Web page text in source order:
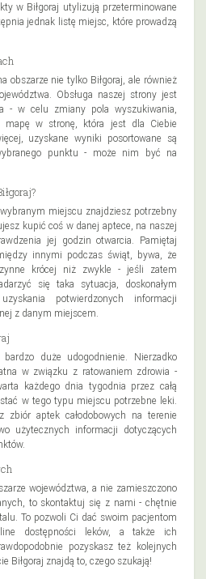
w Biłgoraj utylizują przeterminowane
jednak listę miejsc, które prowadzą
obszarze nie tylko Biłgoraj, ale również
Obsługa naszej strony jest
- w celu zmiany pola wyszukiwania,
mapę w stronę, która jest dla Ciebie
uzyskane wyniki posortowane są
punktu - może nim być na
miejscu znajdziesz potrzebny
kupić coś w danej aptece, na naszej
jej godzin otwarcia. Pamiętaj
innymi podczas świąt, bywa, że
krócej niż zwykle - jeśli zatem
się taka sytuacja, doskonałym
potwierdzonych informacji
z danym miejscem.
bardzo duże udogodnienie. Nierzadko
w związku z ratowaniem zdrowia -
każdego dnia tygodnia przez całą
w tego typu miejscu potrzebne leki.
zbiór aptek całodobowych na terenie
użytecznych informacji dotyczących
województwa, a nie zamieszczono
to skontaktuj się z nami - chętnie
To pozwoli Ci dać swoim pacjentom
dostępności leków, a także ich
pozyskasz też kolejnych
Biłgoraj znajdą to, czego szukają!